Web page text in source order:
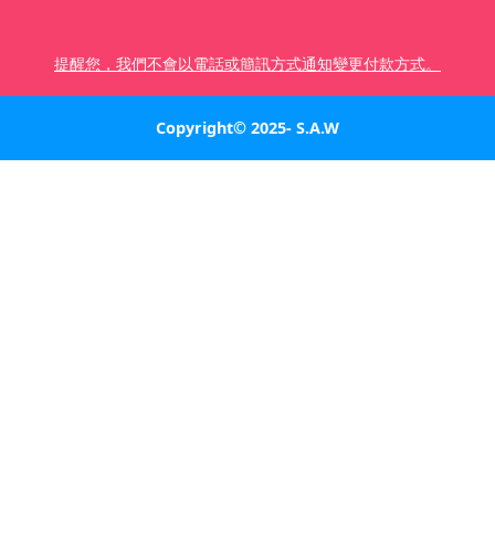
提醒您，我們不會以電話或簡訊方式通知變更付款方式。
Copyright© 2025- S.A.W